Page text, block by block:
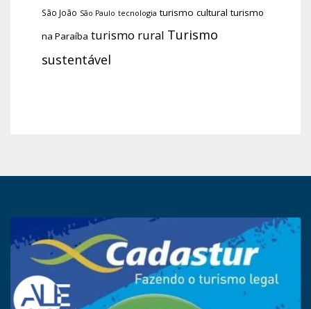
São João São Paulo tecnologia turismo cultural turismo
na Paraíba turismo rural Turismo
sustentável